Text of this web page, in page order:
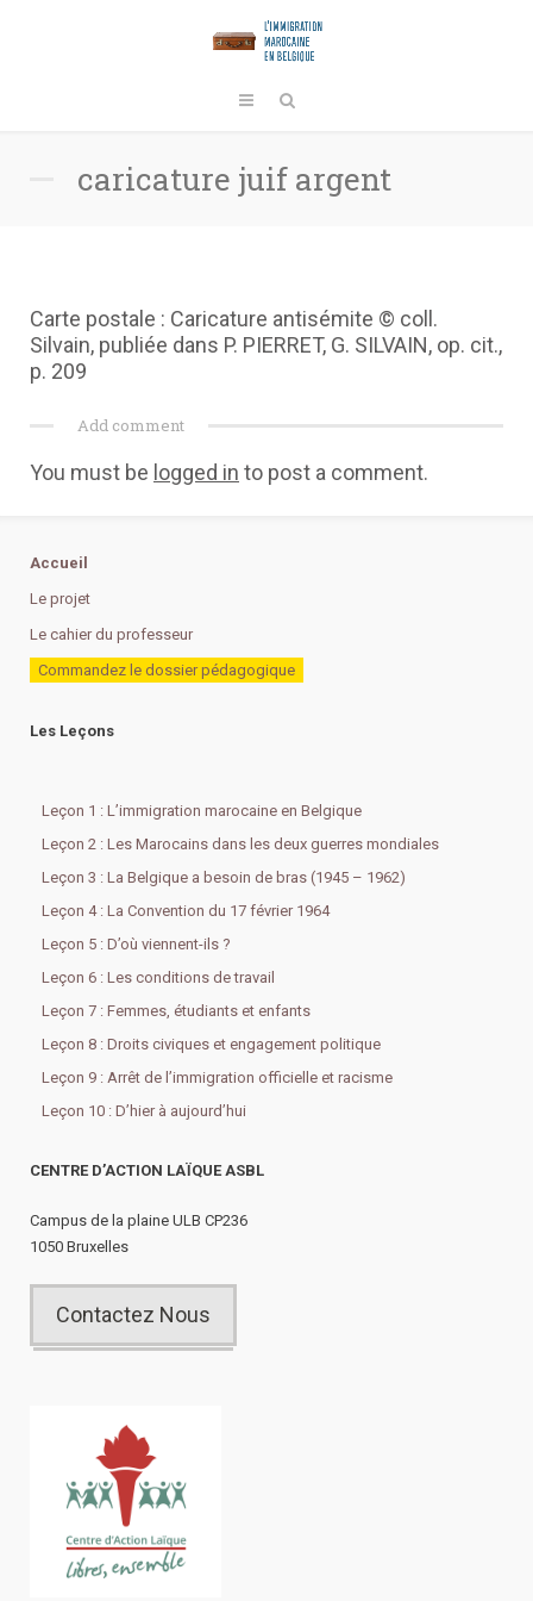
caricature juif argent
Carte postale : Caricature antisémite © coll.
Silvain, publiée dans P. PIERRET, G. SILVAIN, op. cit.,
p. 209
Add comment
You must be logged in to post a comment.
Accueil
Le projet
Le cahier du professeur
Commandez le dossier pédagogique
Les Leçons
Leçon 1 : L’immigration marocaine en Belgique
Leçon 2 : Les Marocains dans les deux guerres mondiales
Leçon 3 : La Belgique a besoin de bras (1945 – 1962)
Leçon 4 : La Convention du 17 février 1964
Leçon 5 : D’où viennent-ils ?
Leçon 6 : Les conditions de travail
Leçon 7 : Femmes, étudiants et enfants
Leçon 8 : Droits civiques et engagement politique
Leçon 9 : Arrêt de l’immigration officielle et racisme
Leçon 10 : D’hier à aujourd’hui
CENTRE D’ACTION LAÏQUE ASBL
Campus de la plaine ULB CP236
1050 Bruxelles
Contactez Nous